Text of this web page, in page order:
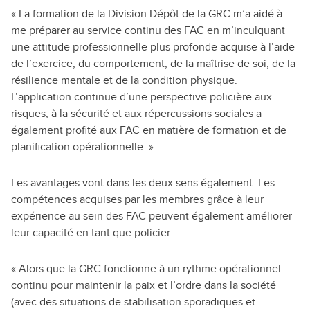
« La formation de la Division Dépôt de la GRC m’a aidé à
me préparer au service continu des FAC en m’inculquant
une attitude professionnelle plus profonde acquise à l’aide
de l’exercice, du comportement, de la maîtrise de soi, de la
résilience mentale et de la condition physique.
L’application continue d’une perspective policière aux
risques, à la sécurité et aux répercussions sociales a
également profité aux FAC en matière de formation et de
planification opérationnelle. »
Les avantages vont dans les deux sens également. Les
compétences acquises par les membres grâce à leur
expérience au sein des FAC peuvent également améliorer
leur capacité en tant que policier.
« Alors que la GRC fonctionne à un rythme opérationnel
continu pour maintenir la paix et l’ordre dans la société
(avec des situations de stabilisation sporadiques et